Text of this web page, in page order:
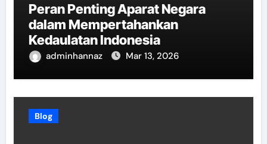
Peran Penting Aparat Negara
dalam Mempertahankan
Kedaulatan Indonesia
adminhannaz Mar 13, 2026
Blog